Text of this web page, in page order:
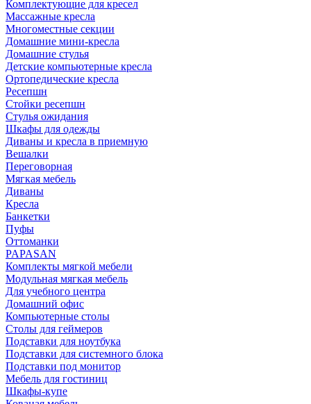
Комплектующие для кресел
Массажные кресла
Многоместные секции
Домашние мини-кресла
Домашние стулья
Детские компьютерные кресла
Ортопедические кресла
Ресепшн
Стойки ресепшн
Стулья ожидания
Шкафы для одежды
Диваны и кресла в приемную
Вешалки
Переговорная
Мягкая мебель
Диваны
Кресла
Банкетки
Пуфы
Оттоманки
PAPASAN
Комплекты мягкой мебели
Модульная мягкая мебель
Для учебного центра
Домашний офис
Компьютерные столы
Столы для геймеров
Подставки для ноутбука
Подставки для системного блока
Подставки под монитор
Мебель для гостиниц
Шкафы-купе